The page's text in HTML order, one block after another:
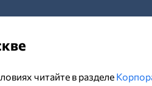
читайте в разделе